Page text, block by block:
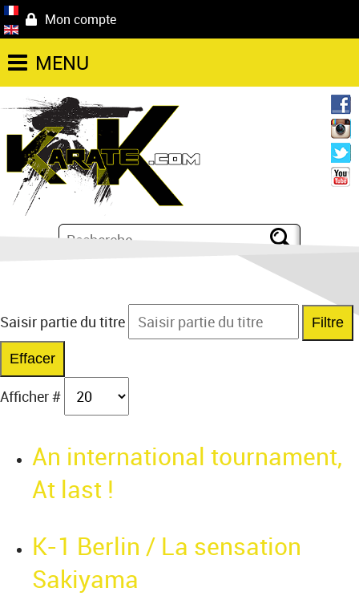
Mon compte
MENU
Saisir partie du titre Filtre
Effacer
Afficher #
An international tournament,
At last !
K-1 Berlin / La sensation
Sakiyama